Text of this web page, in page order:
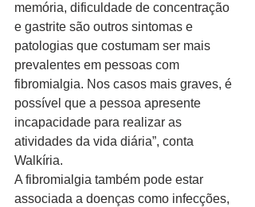
memória, dificuldade de concentração
e gastrite são outros sintomas e
patologias que costumam ser mais
prevalentes em pessoas com
fibromialgia. Nos casos mais graves, é
possível que a pessoa apresente
incapacidade para realizar as
atividades da vida diária”, conta
Walkíria.
A fibromialgia também pode estar
associada a doenças como infecções,